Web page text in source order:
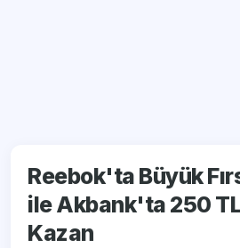
Reebok'ta Büyük
ile Akbank'ta 250
Kazan